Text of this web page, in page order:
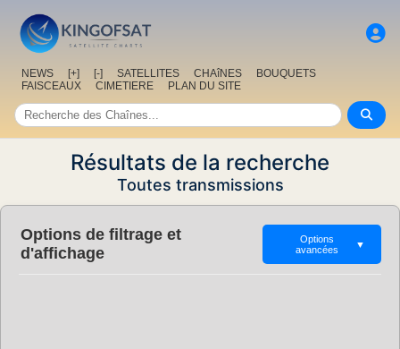
NEWS [+] [-] SATELLITES CHAîNES
BOUQUETS
FAISCEAUX
CIMETIERE PLAN DU SITE
Résultats de la recherche
Toutes transmissions
Options de filtrage et
d'affichage
Options
avancées
▼